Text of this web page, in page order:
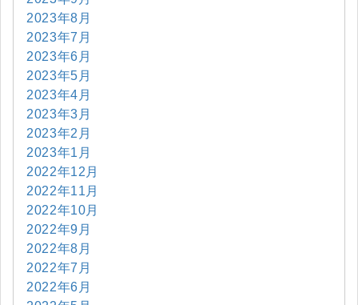
2023年8月
2023年7月
2023年6月
2023年5月
2023年4月
2023年3月
2023年2月
2023年1月
2022年12月
2022年11月
2022年10月
2022年9月
2022年8月
2022年7月
2022年6月